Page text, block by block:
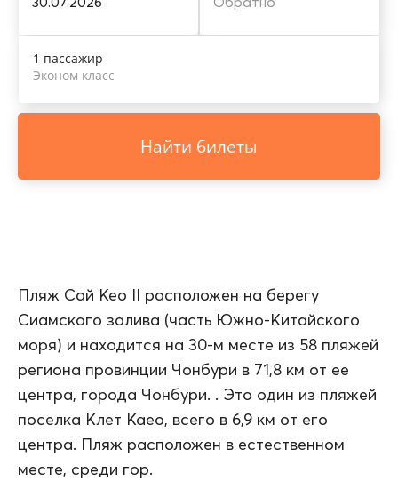
1 пассажир
Эконом класс
Найти билеты
Пляж Сай Кео II расположен на берегу
Сиамского залива (часть Южно-Китайского
моря) и находится на 30-м месте из 58 пляжей
региона провинции Чонбури в 71,8 км от ее
центра, города Чонбури. . Это один из пляжей
поселка Клет Каео, всего в 6,9 км от его
центра. Пляж расположен в естественном
месте, среди гор.